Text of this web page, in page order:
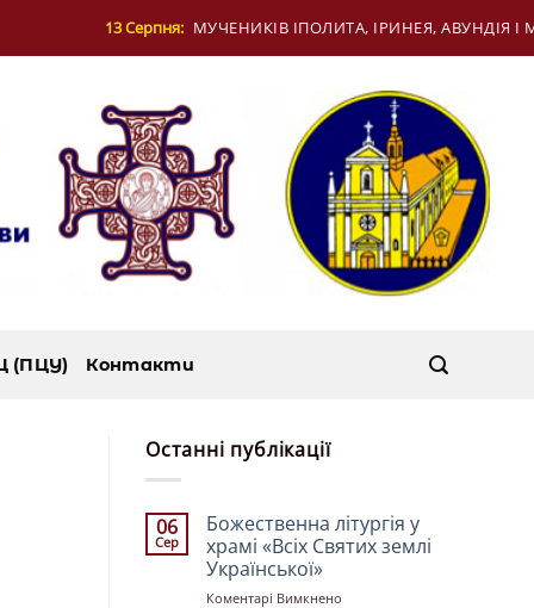
ІРИНЕЯ, АВУНДІЯ І МУЧЕНИЦІ КОНКОРДІЇ В РИМІ
(ПЦУ) Контакти
Останні публікації
06
Сер
Божественна літургія у
храмі «Всіх Святих землі
Української»
Коментарі Вимкнено